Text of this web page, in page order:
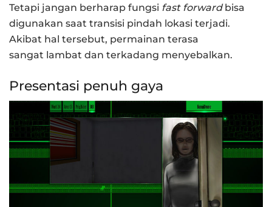
Tetapi jangan berharap fungsi fast forwardbisa
digunakan saat transisi pindah lokasi terjadi.
Akibat hal tersebut, permainan terasa
sangat lambat dan terkadang menyebalkan.
Presentasi penuh gaya